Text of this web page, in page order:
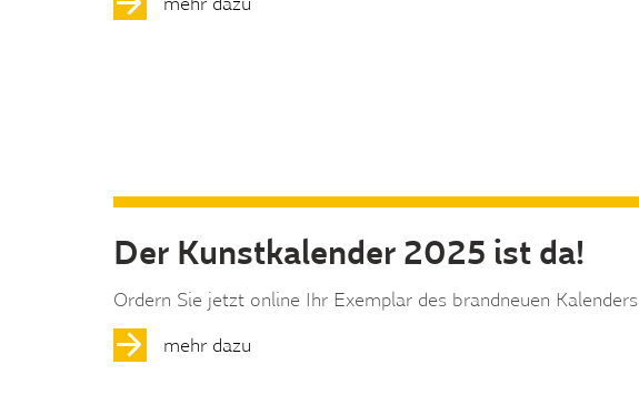
Der Kunstkalender 2025 ist da!
Ordern Sie jetzt online Ihr Exemplar des brandneuen Kalenders
mehr dazu